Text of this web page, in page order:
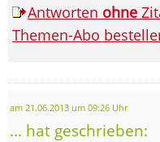
Antworten ohne
Themen-Abo
am 21.06.2013 um 09:26 Uhr
... hat geschrieben: